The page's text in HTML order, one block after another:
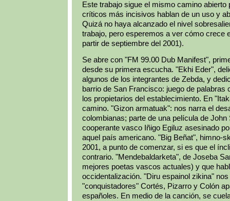
Este trabajo sigue el mismo camino abierto
críticos más incisivos hablan de un uso y
Quizá no haya alcanzado el nivel
trabajo, pero esperemos a ver cómo crece
partir de septiembre del 2001).
Se abre con "FM 99.00 Dub Manifest",
desde su primera escucha. "Ekhi Eder",
algunos de los integrantes de Zebda, y
barrio de San Francisco: juego de palabras
los propietarios del establecimiento. En
camino. "Gizon armatuak": nos narra el
colombianas; parte de una película de
cooperante vasco Iñigo Egiluz asesinado
aquel país americano. "Big Beñat", himno-
2001, a punto de comenzar, si es que el
contrario. "Mendebaldarketa", de Joseba
mejores poetas vascos actuales) y que
occidentalización. "Diru espainol zikina"
"conquistadores" Cortés, Pizarro y Colón
españoles. En medio de la canción, se